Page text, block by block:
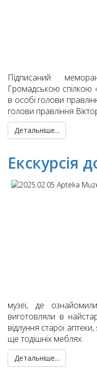
Підписаний
Громадською спілкою
в особі голови
голови правління
Детальніше...
Екскурсія
музеї, де
виготовляли в
відлуння старої
ще тодішніх меблях.
Детальніше...